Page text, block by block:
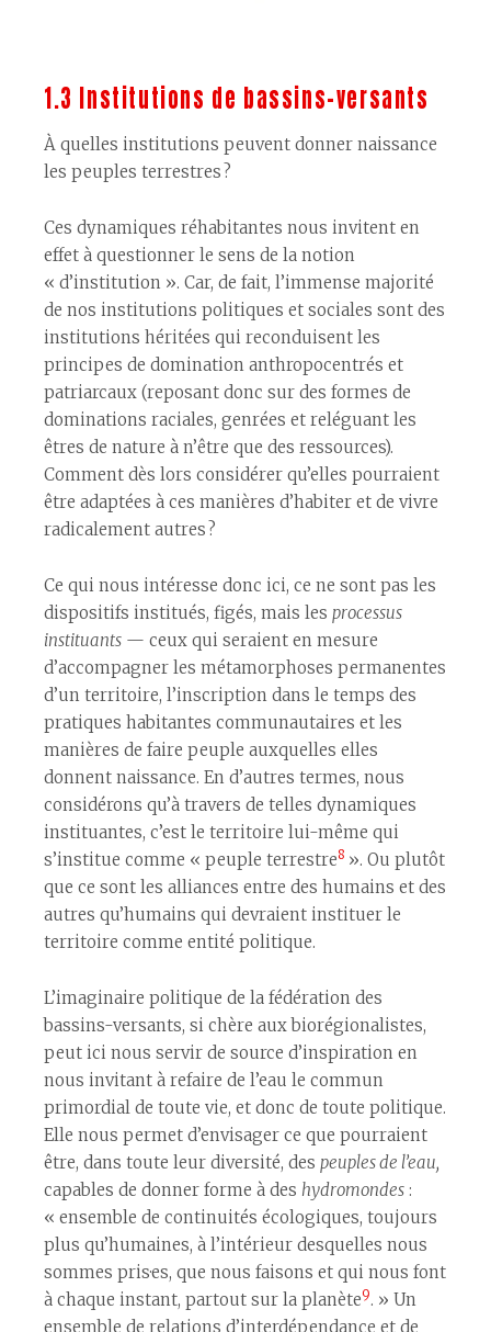
1.3 Institutions de bassins-versants
À quelles institutions peuvent donner naissance
les peuples terrestres ?
Ces dynamiques réhabitantes nous invitent en
effet à questionner le sens de la notion
« d’institution ». Car, de fait, l’immense majorité
de nos institutions politiques et sociales sont des
institutions héritées qui reconduisent les
principes de domination anthropocentrés et
patriarcaux (reposant donc sur des formes de
dominations raciales, genrées et reléguant les
êtres de nature à n’être que des ressources).
Comment dès lors considérer qu’elles pourraient
être adaptées à ces manières d’habiter et de vivre
radicalement autres ?
Ce qui nous intéresse donc ici, ce ne sont pas les
dispositifs institués, figés, mais lesprocessus
instituants — ceux qui seraient en mesure
d’accompagner les métamorphoses permanentes
d’un territoire, l’inscription dans le temps des
pratiques habitantes communautaires et les
manières de faire peuple auxquelles elles
donnent naissance. En d’autres termes, nous
considérons qu’à travers de telles dynamiques
instituantes, c’est le territoire lui-même qui
s’institue comme « peuple terrestre8 ». Ou plutôt
que ce sont les alliances entre des humains et des
autres qu’humains qui devraient instituer le
territoire comme entité politique.
L’imaginaire politique de la fédération des
bassins-versants, si chère aux biorégionalistes,
peut ici nous servir de source d’inspiration en
nous invitant à refaire de l’eau le commun
primordial de toute vie, et donc de toute politique.
Elle nous permet d’envisager ce que pourraient
être, dans toute leur diversité, despeuples de l’eau,
capables de donner forme à des hydromondes :
« ensemble de continuités écologiques, toujours
plus qu’humaines, à l’intérieur desquelles nous
sommes pris·es, que nous faisons et qui nous font
à chaque instant, partout sur la planète9. » Un
ensemble de relations d’interdépendance et de